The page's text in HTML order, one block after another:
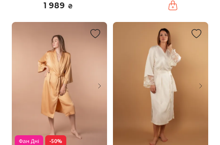
1 989 ₴
Фан Дні -50%